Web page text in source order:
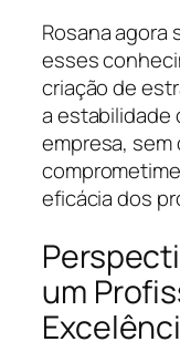
Rosana agora
esses
criação de
a estabilidade
empresa, sem
eficácia dos
um